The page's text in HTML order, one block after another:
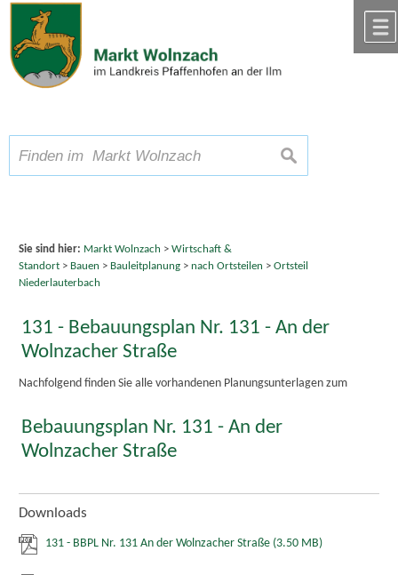
Zum Inhalt,zur Navigation
Schriftgröße A A A suchen
Sie sind hier: Markt Wolnzach > Wirtschaft &
Standort> Bauen > Bauleitplanung> nach Ortsteilen > Ortsteil
Niederlauterbach
131 - Bebauungsplan Nr. 131 - An der
Wolnzacher Straße
Nachfolgend finden Sie alle vorhandenen Planungsunterlagen zum
Bebauungsplan Nr. 131 - An der
Wolnzacher Straße
Downloads
131 - BBPL Nr. 131 An der Wolnzacher Straße (3.50 MB)